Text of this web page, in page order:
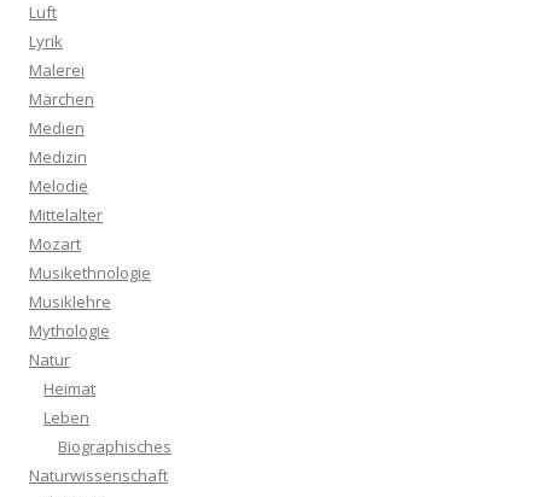
Luft
Lyrik
Malerei
Märchen
Medien
Medizin
Melodie
Mittelalter
Mozart
Musikethnologie
Musiklehre
Mythologie
Natur
Heimat
Leben
Biographisches
Naturwissenschaft